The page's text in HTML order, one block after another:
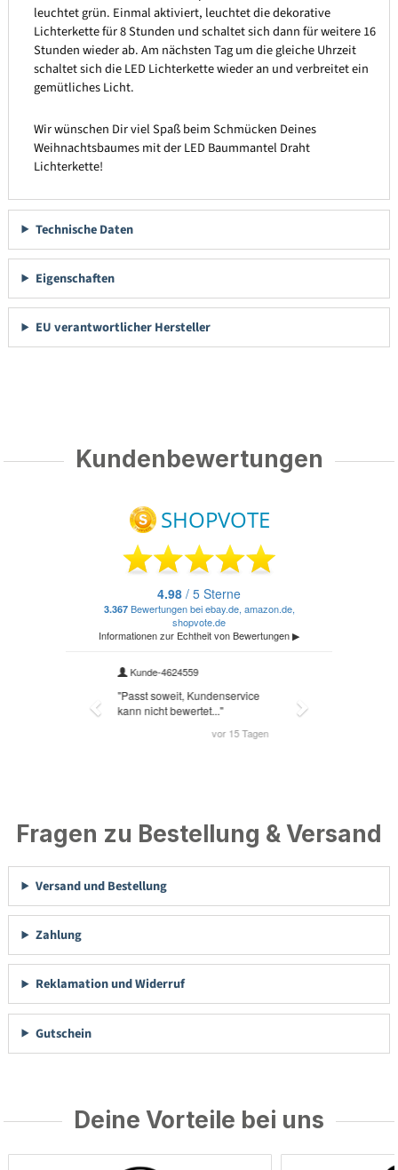
leuchtet grün. Einmal aktiviert, leuchtet die dekorative
Lichterkette für 8 Stunden und schaltet sich dann für weitere 16
Stunden wieder ab. Am nächsten Tag um die gleiche Uhrzeit
schaltet sich die LED Lichterkette wieder an und verbreitet ein
gemütliches Licht.
Wir wünschen Dir viel Spaß beim Schmücken Deines
Weihnachtsbaumes mit der LED Baummantel Draht
Lichterkette!
Technische Daten
Eigenschaften
EU verantwortlicher Hersteller
Kundenbewertungen
Fragen zu Bestellung & Versand
Versand und Bestellung
Zahlung
Reklamation und Widerruf
Gutschein
Deine Vorteile bei uns